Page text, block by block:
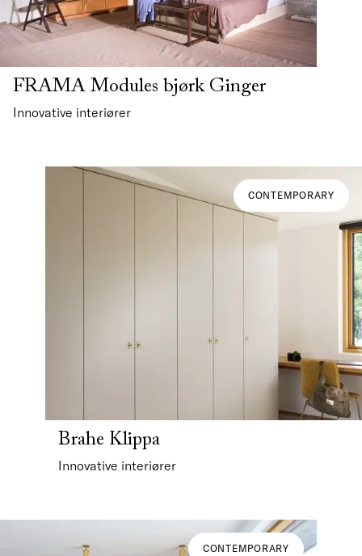
FRAMA Modules bjørk Ginger
Innovative interiører
CONTEMPORARY
Brahe Klippa
Innovative interiører
CONTEMPORARY